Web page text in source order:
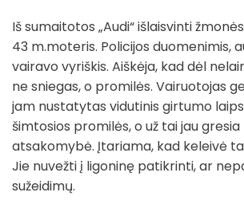
Iš sumaitotos „Audi“ išlaisvinti
43 m.moteris. Policijos duomenimis,
vairavo vyriškis. Aiškėja, kad dėl
ne sniegas, o promilės. Vairuotojas
jam nustatytas vidutinis girtumo
šimtosios promilės, o už tai jau
atsakomybė. Įtariama, kad keleivė
Jie nuvežti į ligoninę patikrinti, ar
sužeidimų.